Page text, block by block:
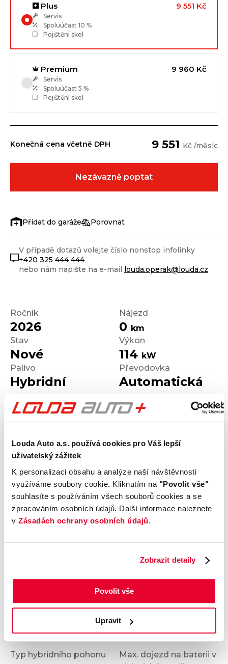
Louda Auto a.s. používá cookies pro Váš lepší
uživatelský zážitek
K personalizaci obsahu a analýze naší návštěvnosti
využíváme soubory cookie. Kliknutím na "Povolit vše"
souhlasíte s používáním všech souborů cookies a se
zpracováním osobních údajů. Další informace naleznete
v Zásadách ochrany osobních údajů.
Zobrazit detaily
Povolit vše
Upravit
Ročník
2026
Nájezd
0 km
Stav
Nové
Výkon
114 kW
Palivo
Hybridní
Převodovka
Automatická
Dacia
DUSTER
Výbava
Expression
SUV
Motor
1.8
Kombinovaná
spotřeba
Počet dveří
5
Barva
Bílá
Objednávací kód
Hybrid
Typ hybridního pohonu
Max. dojezd na baterii v
Plus 9 551 Kč
Servis
Spoluúčast 10 %
Pojištění skel
Premium 9 960 Kč
Servis
Spoluúčast 5 %
Pojištění skel
Konečná cena včetně DPH 9 551 Kč /měsíc
Nezávazně poptat
Porovnat
V případě dotazů volejte číslo nonstop infolinky
+420 325 444 444
nebo nám napište na e-mail louda.operak@louda.cz